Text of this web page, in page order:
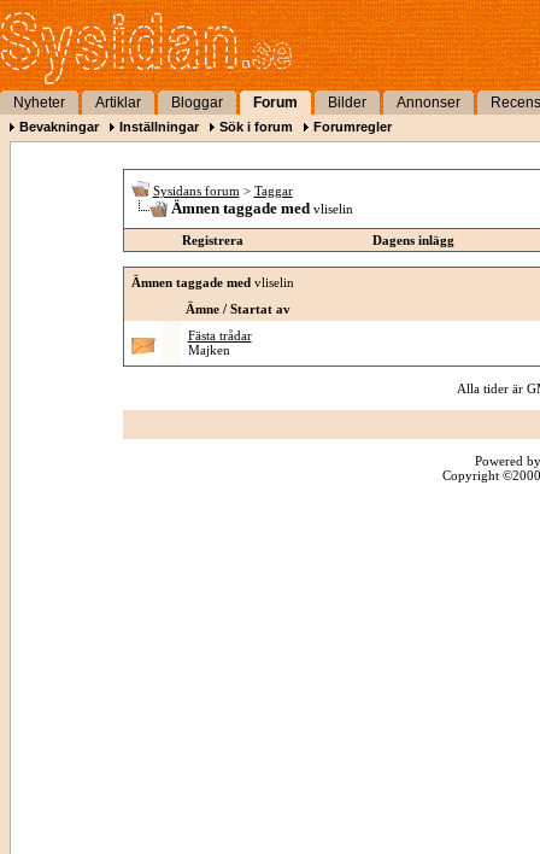
Nyheter Artiklar Bloggar Forum Bilder Annonser
Bevakningar Inställningar Sök i forum Forumregler
Sysidans forum > Taggar
Ämnen taggade med vliselin
Registrera Dagens inlägg
Ämnen taggade med vliselin
Ämne / Startat av
Fästa trådar
Majken
Alla tider är
Powered
Copyright